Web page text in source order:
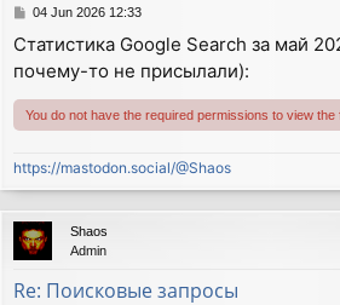
P
s
t
04 Jun 2026 12:33
Статистика Google Search за май
почему-то не присылали):
You do not have the required permissions to view the
https://mastodon.social/@Shaos
Shaos
Admin
Re: Поисковые запросы